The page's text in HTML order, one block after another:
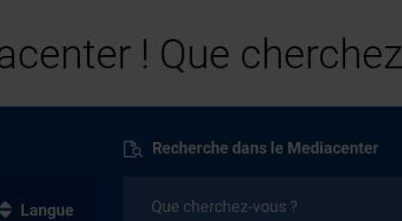
! Que
Recherche dans le Mediacenter
Langue